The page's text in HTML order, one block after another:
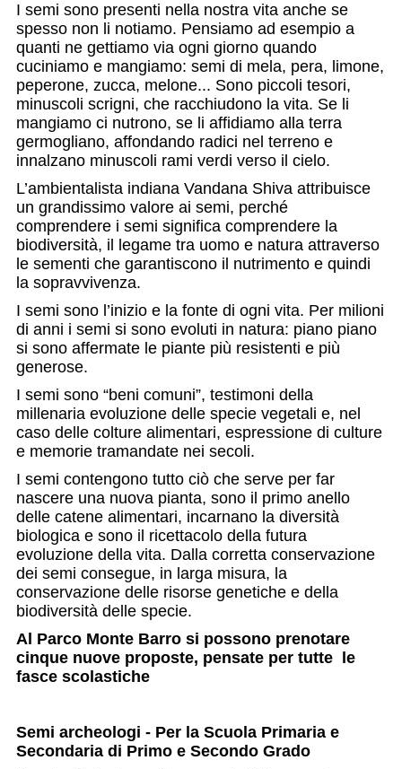
I semi sono presenti nella nostra vita anche se
spesso non li notiamo. Pensiamo ad esempio a
quanti ne gettiamo via ogni giorno quando
cuciniamo e mangiamo: semi di mela, pera, limone,
peperone, zucca, melone... Sono piccoli tesori,
minuscoli scrigni, che racchiudono la vita. Se li
mangiamo ci nutrono, se li affidiamo alla terra
germogliano, affondando radici nel terreno e
innalzano minuscoli rami verdi verso il cielo.
L’ambientalista indiana Vandana Shiva attribuisce
un grandissimo valore ai semi, perché
comprendere i semi significa comprendere la
biodiversità, il legame tra uomo e natura attraverso
le sementi che garantiscono il nutrimento e quindi
la sopravvivenza.
I semi sono l’inizio e la fonte di ogni vita. Per milioni
di anni i semi si sono evoluti in natura: piano piano
si sono affermate le piante più resistenti e più
generose.
I semi sono “beni comuni”, testimoni della
millenaria evoluzione delle specie vegetali e, nel
caso delle colture alimentari, espressione di culture
e memorie tramandate nei secoli.
I semi contengono tutto ciò che serve per far
nascere una nuova pianta, sono il primo anello
delle catene alimentari, incarnano la diversità
biologica e sono il ricettacolo della futura
evoluzione della vita. Dalla corretta conservazione
dei semi consegue, in larga misura, la
conservazione delle risorse genetiche e della
biodiversità delle specie.
Al Parco Monte Barro si possono prenotare
cinque nuove proposte, pensate per tutte le
fasce scolastiche
Semi archeologi - Per la Scuola Primaria e
Secondaria di Primo e Secondo Grado